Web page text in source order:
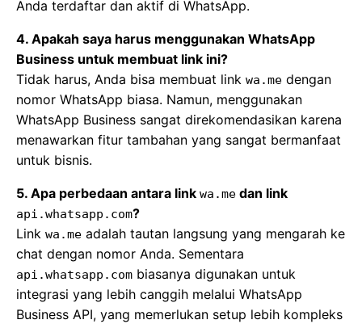
Anda terdaftar dan aktif di WhatsApp.
4. Apakah saya harus menggunakan WhatsApp
Business untuk membuat link ini?
Tidak harus, Anda bisa membuat link wa.me dengan
nomor WhatsApp biasa. Namun, menggunakan
WhatsApp Business sangat direkomendasikan karena
menawarkan fitur tambahan yang sangat bermanfaat
untuk bisnis.
5. Apa perbedaan antara link wa.me dan link
api.whatsapp.com?
Link wa.me adalah tautan langsung yang mengarah ke
chat dengan nomor Anda. Sementara
api.whatsapp.com biasanya digunakan untuk
integrasi yang lebih canggih melalui WhatsApp
Business API, yang memerlukan setup lebih kompleks